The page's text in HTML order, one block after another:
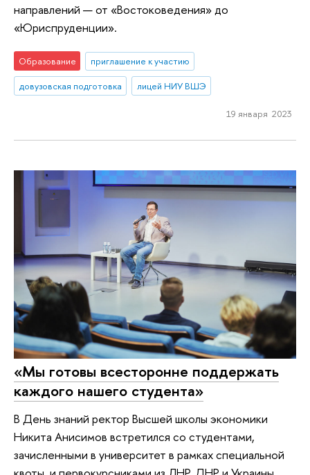
направлений — от «Востоковедения» до
«Юриспруденции».
Образование
приглашение к участию
довузовская подготовка
лицей НИУ ВШЭ
19 января 2023
«Мы готовы всесторонне поддержать
каждого нашего студента»
В День знаний ректор Высшей школы экономики
Никита Анисимов встретился со студентами,
зачисленными в университет в рамках специальной